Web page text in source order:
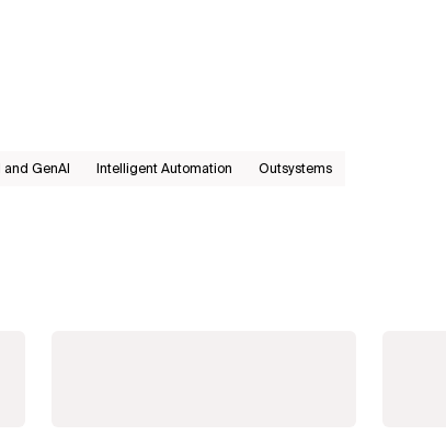
and GenAI Intelligent Automation Outsystems